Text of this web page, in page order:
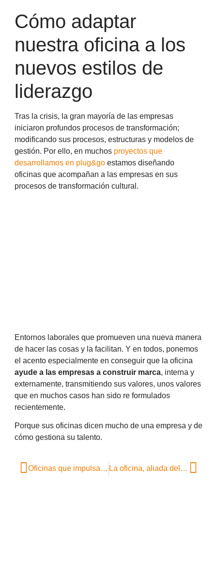
Cómo adaptar
nuestra oficina a los
nuevos estilos de
liderazgo
Tras la crisis, la gran mayoría de las empresas
iniciaron profundos procesos de transformación;
modificando sus procesos, estructuras y modelos de
gestión. Por ello, en muchos proyectos que
desarrollamos en plug&go estamos diseñando
oficinas que acompañan a las empresas en sus
procesos de transformación cultural.
Entornos laborales que promueven una nueva manera
de hacer las cosas y la facilitan. Y en todos, ponemos
el acento especialmente en conseguir que la oficina
ayude a las empresas a construir marca, interna y
externamente, transmitiendo sus valores, unos valores
que en muchos casos han sido re formulados
recientemente.
Porque sus oficinas dicen mucho de una empresa y de
cómo gestiona su talento.
Oficinas que impulsan lo mejor del talento La oficina, aliada del customer experience y el employer branding